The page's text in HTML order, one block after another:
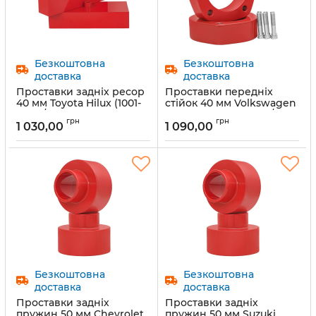
Безкоштовна
доставка
Проставки задніх ресор
40 мм Toyota Hilux (1001-
15-101/40)
Артикул: 1001-15-101/40
1 030,00 грн
Безкоштовна
доставка
Проставки передніх
стійок 40 мм Volkswagen
Crafter 2 (1033-15-022/40)
Артикул: 1033-15-022/40
1 090,00 грн
Безкоштовна
доставка
Проставки задніх
Безкоштовна
доставка
Проставки задніх